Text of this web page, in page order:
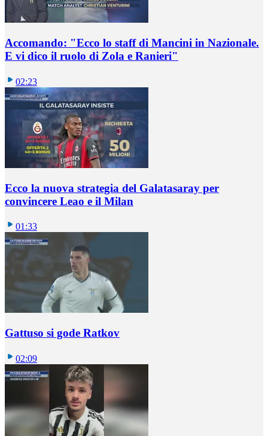
Accomando: "Ecco lo staff di Mancini in Nazionale.
E vi dico il ruolo di Zola e Ranieri"
02:23
Ecco la nuova strategia del Galatasaray per
convincere Leao e il Milan
01:33
Gattuso si gode Ratkov
02:09